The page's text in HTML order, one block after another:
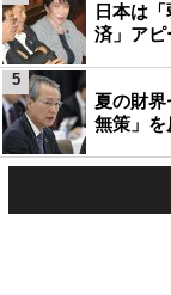
日本は
済」アピ
夏の財界
無策」を
5